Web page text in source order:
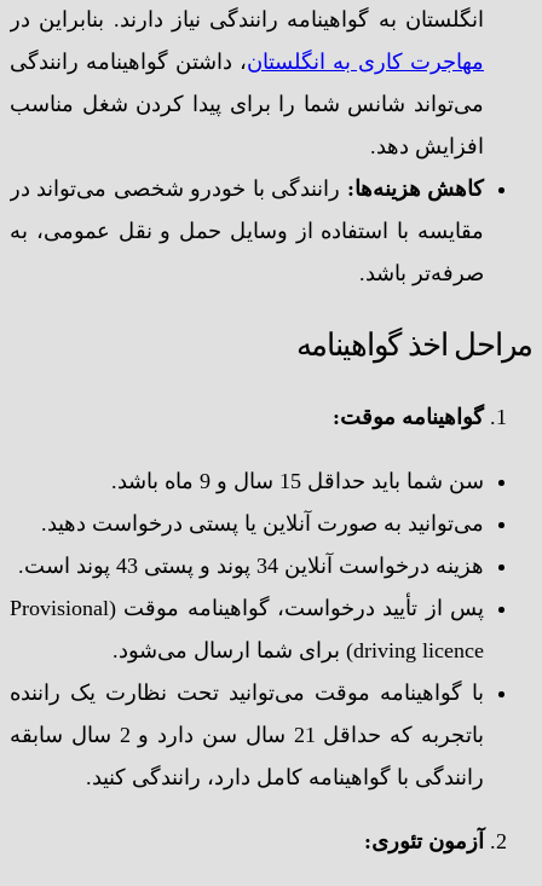
انگلستان به گواهینامه رانندگی نیاز دارند. بنابراین در
مهاجرت کاری به انگلستان، داشتن گواهینامه رانندگی
می‌تواند شانس شما را برای پیدا کردن شغل مناسب
افزایش دهد.
کاهش هزینه‌ها: رانندگی با خودرو شخصی می‌تواند در
مقایسه با استفاده از وسایل حمل و نقل عمومی، به
صرفه‌تر باشد.
مراحل اخذ گواهینامه
گواهینامه موقت:
سن شما باید حداقل 15 سال و 9 ماه باشد.
می‌توانید به صورت آنلاین یا پستی درخواست دهید.
هزینه درخواست آنلاین 34 پوند و پستی 43 پوند است.
پس از تأیید درخواست، گواهینامه موقت (Provisional
driving licence) برای شما ارسال می‌شود.
با گواهینامه موقت می‌توانید تحت نظارت یک راننده
باتجربه که حداقل 21 سال سن دارد و 2 سال سابقه
رانندگی با گواهینامه کامل دارد، رانندگی کنید.
آزمون تئوری: